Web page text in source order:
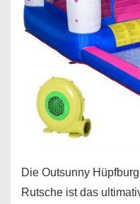
Die Outsunny
Rutsche ist das